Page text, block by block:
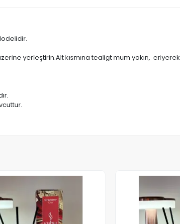
yerleştirin.Alt kısmına tealigt mum yakın,